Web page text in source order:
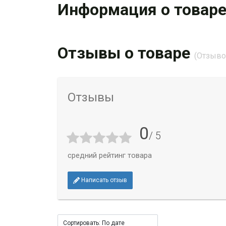
Информация о товаре
Отзывы о товаре
Отзывы
0/ 5
средний рейтинг товара
Написать отзыв